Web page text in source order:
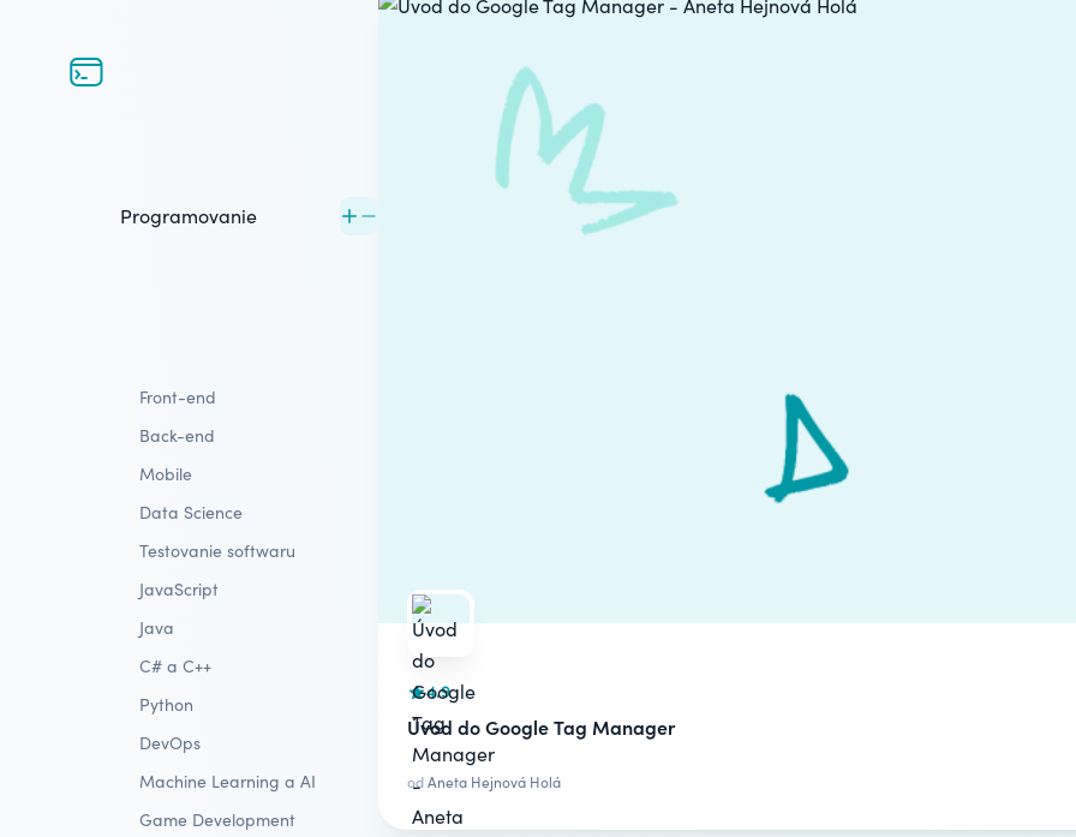
Programovanie
Front-end
Back-end
Mobile
Data Science
Testovanie softwaru
JavaScript
Java
C# a C++
Python
DevOps
Machine Learning a AI
Game Development
4.9
Úvod do Google Tag Manager
odAneta Hejnová Holá